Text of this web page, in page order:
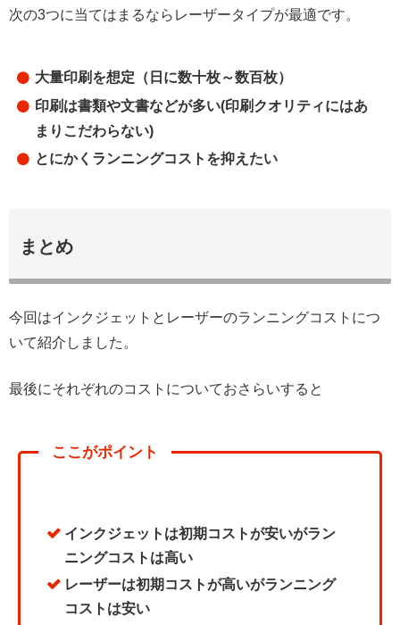
次の3つに当てはまるならレーザータイプが最適です。
大量印刷を想定（日に数十枚～数百枚）
印刷は書類や文書などが多い(印刷クオリティにはあ
まりこだわらない)
とにかくランニングコストを抑えたい
まとめ
今回はインクジェットとレーザーのランニングコストにつ
いて紹介しました。
最後にそれぞれのコストについておさらいすると
ここがポイント
インクジェットは初期コストが安いがラン
ニングコストは高い
レーザーは初期コストが高いがランニング
コストは安い